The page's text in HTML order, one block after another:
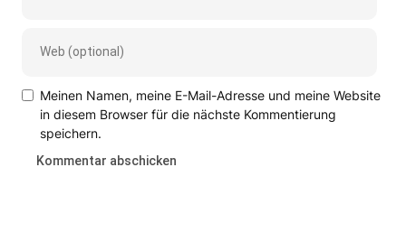
Meinen Namen, meine E-Mail-Adresse und meine Website
in diesem Browser für die nächste Kommentierung
speichern.